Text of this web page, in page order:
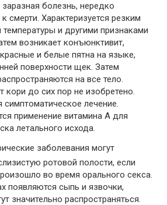
заразная болезнь, нередко
смерти. Характеризуется резким
и другими признаками
возникает конъюнктивит,
и белые пятна на языке,
поверхности щек. Затем
на все тело.
кори до сих пор не изобретено.
симптоматическое лечение.
применение витамина А для
летального исхода.
заболевания могут
ротовой полости, если
во время орального секса.
появляются сыпь и язвочки,
значительно распространяться.